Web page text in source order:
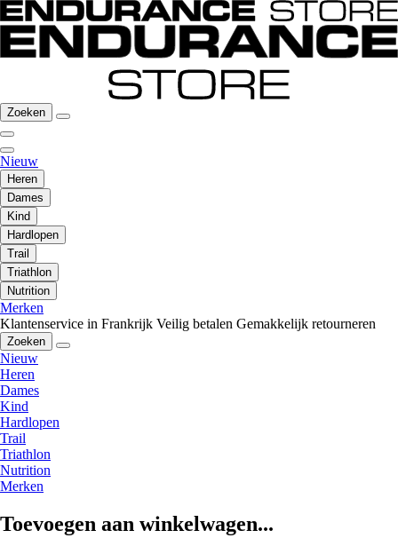
Zoeken
Nieuw
Heren
Dames
Kind
Hardlopen
Trail
Triathlon
Nutrition
Merken
Klantenservice in Frankrijk Veilig betalen Gemakkelijk retourneren
Zoeken
Nieuw
Heren
Dames
Kind
Hardlopen
Trail
Triathlon
Nutrition
Merken
Toevoegen aan winkelwagen...